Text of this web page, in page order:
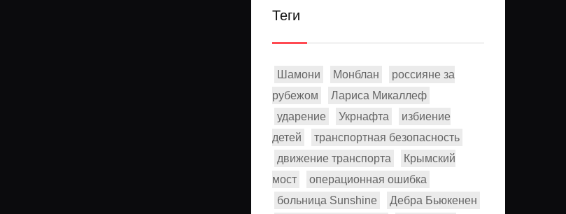
Теги
Шамони Монблан
россияне за
рубежом
Лариса Микаллеф
ударение
Укрнафта
избиение
детей
транспортная безопасность
движение транспорта
Крымский
мост
операционная ошибка
больница Sunshine
Дебра Бьюкенен